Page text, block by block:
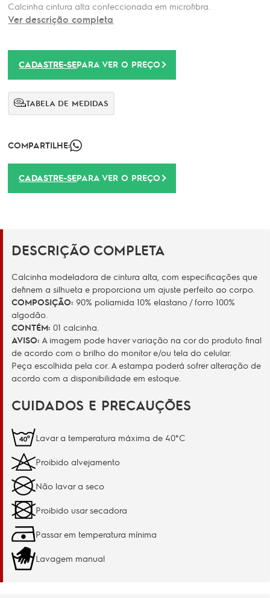
Calcinha cintura alta confeccionada em microfibra.
Ver descrição completa
CADASTRE-SEPARA VER O PREÇO
TABELA DE MEDIDAS
COMPARTILHE:
CADASTRE-SEPARA VER O PREÇO
DESCRIÇÃO COMPLETA
Calcinha modeladora de cintura alta, com especificações que
definem a silhueta e proporciona um ajuste perfeito ao corpo.
COMPOSIÇÃO: 90% poliamida 10% elastano / forro 100%
algodão.
CONTÉM: 01 calcinha.
AVISO: A imagem pode haver variação na cor do produto final
de acordo com o brilho do monitor e/ou tela do celular.
Peça escolhida pela cor. A estampa poderá sofrer alteração de
acordo com a disponibilidade em estoque.
CUIDADOS E PRECAUÇÕES
Lavar a temperatura máxima de 40°C
Proibido alvejamento
Não lavar a seco
Proibido usar secadora
Passar em temperatura mínima
Lavagem manual